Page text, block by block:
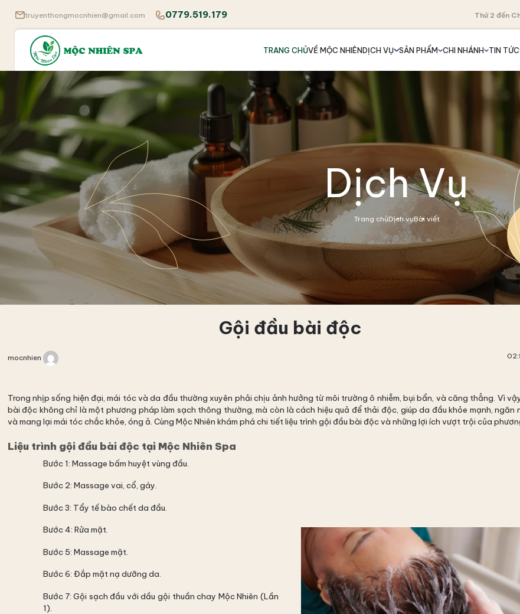
truyenthongmocnhien@gmail.com 0779.519.179 Thứ 2 đến
TRANG CHỦVỀ MỘC NHIÊNDỊCH VỤ SẢN PHẨM CHI NHÁNH TIN TỨC
Dịch Vụ
Trang chủDịch vụBài viết
Gội đầu bài độc
mocnhien
Trong nhịp sống hiện đại, mái tóc và da đầu thường xuyên phải chịu ảnh hưởng từ môi trường ô nhiễm, bụi bẩn, và căng thẳng. Vì
bài độc không chỉ là một phương pháp làm sạch thông thường, mà còn là cách hiệu quả để thải độc, giúp da đầu khỏe mạnh, ngăn
và mang lại mái tóc chắc khỏe, óng ả. Cùng Mộc Nhiên khám phá chi tiết liệu trình gội đầu bài độc và những lợi ích vượt trội của
Liệu trình gội đầu bài độc tại Mộc Nhiên Spa
Bước 1: Massage bấm huyệt vùng đầu.
Bước 2: Massage vai, cổ, gáy.
Bước 3: Tẩy tế bào chết da đầu.
Bước 4: Rửa mặt.
Bước 5: Massage mặt.
Bước 6: Đắp mặt nạ dưỡng da.
Bước 7: Gội sạch đầu với dầu gội thuần chay Mộc Nhiên (Lần
1).